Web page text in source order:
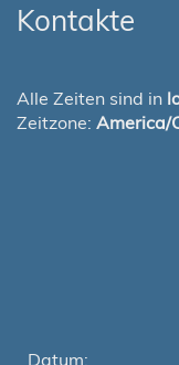
Kontakte
Alle Zeiten sind in
Zeitzone: America/
Datum: